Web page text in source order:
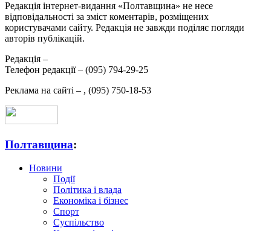
Редакція інтернет-видання «Полтавщина» не несе
відповідальності за зміст коментарів, розміщених
користувачами сайту. Редакція не завжди поділяє погляди
авторів публікацій.
Редакція –
Телефон редакції – (095) 794-29-25
Реклама на сайті – , (095) 750-18-53
Полтавщина:
Новини
Події
Політика і влада
Економіка і бізнес
Спорт
Суспільство